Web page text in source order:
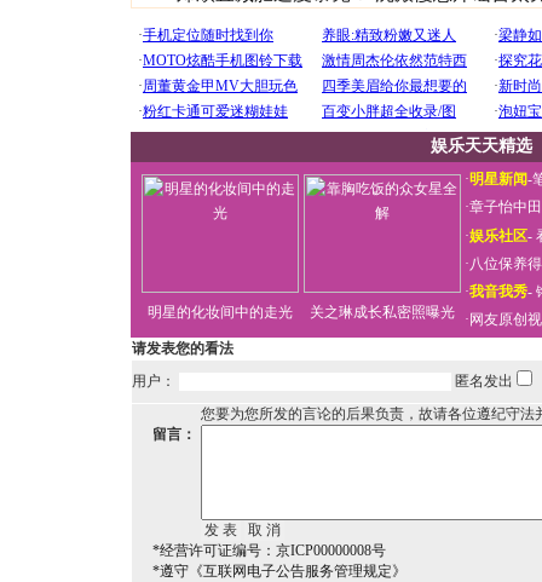
娱乐天天精选
明星的化妆间中的走光 关之琳成长私密照曝光
·明星新闻-
·章子怡中
·娱乐社区-
·八位保养
·我音我秀-
· 网友原创
请发表您的看法
用户：
匿名发出
您要为您所发的言论的后果负责，故请各位遵纪守法
留言：
*经营许可证编号：京ICP00000008号
*遵守《互联网电子公告服务管理规定》